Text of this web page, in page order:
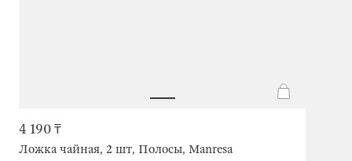
4 190 ₸
Ложка чайная, 2 шт, Полосы, Manresa